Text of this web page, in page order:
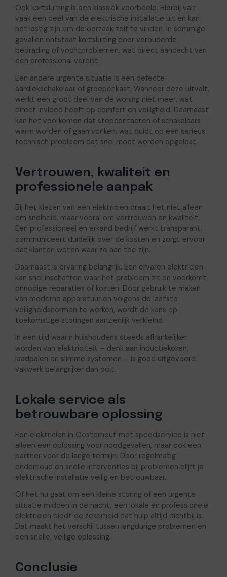
Ook kortsluiting is een klassiek voorbeeld. Hierbij valt
vaak een deel van de elektrische installatie uit en kan
het lastig zijn om de oorzaak zelf te vinden. In sommige
gevallen ontstaat kortsluiting door verouderde
bedrading of vochtproblemen, wat direct aandacht van
een professional vereist.
Een andere urgente situatie is een defecte
aardlekschakelaar of groepenkast. Wanneer deze uitvalt,
werkt een groot deel van de woning niet meer, wat
direct invloed heeft op comfort en veiligheid. Daarnaast
kan het voorkomen dat stopcontacten of schakelaars
warm worden of gaan vonken, wat duidt op een serieus
technisch probleem dat snel moet worden opgelost.
Vertrouwen, kwaliteit en
professionele aanpak
Bij het kiezen van een elektricien draait het niet alleen
om snelheid, maar vooral om vertrouwen en kwaliteit.
Een professioneel en erkend bedrijf werkt transparant,
communiceert duidelijk over de kosten en zorgt ervoor
dat klanten weten waar ze aan toe zijn.
Daarnaast is ervaring belangrijk. Een ervaren elektricien
kan snel inschatten waar het probleem zit en voorkomt
onnodige reparaties of kosten. Door gebruik te maken
van moderne apparatuur en volgens de laatste
veiligheidsnormen te werken, wordt de kans op
toekomstige storingen aanzienlijk verkleind.
In een tijd waarin huishoudens steeds afhankelijker
worden van elektriciteit – denk aan inductiekoken,
laadpalen en slimme systemen – is goed uitgevoerd
vakwerk belangrijker dan ooit.
Lokale service als
betrouwbare oplossing
Een elektricien in Oosterhout met spoedservice is niet
alleen een oplossing voor noodgevallen, maar ook een
partner voor de lange termijn. Door regelmatig
onderhoud en snelle interventies bij problemen blijft je
elektrische installatie veilig en betrouwbaar.
Of het nu gaat om een kleine storing of een urgente
situatie midden in de nacht, een lokale en professionele
elektricien biedt de zekerheid dat hulp altijd dichtbij is.
Dat maakt het verschil tussen langdurige problemen en
een snelle, veilige oplossing.
Conclusie